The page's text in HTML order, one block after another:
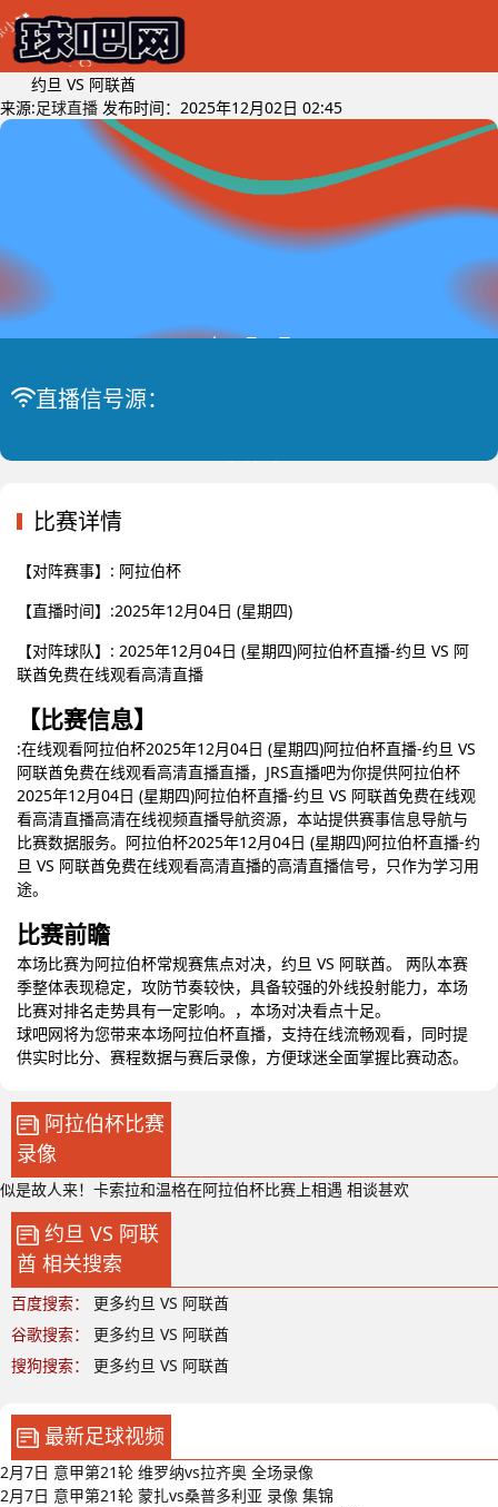
约旦 VS 阿联酋
来源:足球直播 发布时间：2025年12月02日 02:45
阿拉伯杯
2025年12月04日 (星期四)
直播信号源：
比赛详情
【对阵赛事】: 阿拉伯杯
【直播时间】:2025年12月04日 (星期四)
【对阵球队】: 2025年12月04日 (星期四)阿拉伯杯直播-约旦 VS 阿
联酋免费在线观看高清直播
【比赛信息】
:在线观看阿拉伯杯2025年12月04日 (星期四)阿拉伯杯直播-约旦 VS
阿联酋免费在线观看高清直播直播，JRS直播吧为你提供阿拉伯杯
2025年12月04日 (星期四)阿拉伯杯直播-约旦 VS 阿联酋免费在线观
看高清直播高清在线视频直播导航资源，本站提供赛事信息导航与
比赛数据服务。阿拉伯杯2025年12月04日 (星期四)阿拉伯杯直播-约
旦 VS 阿联酋免费在线观看高清直播的高清直播信号，只作为学习用
途。
比赛前瞻
本场比赛为阿拉伯杯常规赛焦点对决，约旦 VS 阿联酋。 两队本赛
季整体表现稳定，攻防节奏较快，具备较强的外线投射能力，本场
比赛对排名走势具有一定影响。，本场对决看点十足。
球吧网将为您带来本场阿拉伯杯直播，支持在线流畅观看，同时提
供实时比分、赛程数据与赛后录像，方便球迷全面掌握比赛动态。
阿拉伯杯比赛
录像
似是故人来！卡索拉和温格在阿拉伯杯比赛上相遇 相谈甚欢
约旦 VS 阿联
酋 相关搜索
百度搜索：
更多约旦 VS 阿联酋
谷歌搜索：
更多约旦 VS 阿联酋
搜狗搜索：
更多约旦 VS 阿联酋
最新足球视频
2月7日 意甲第21轮 维罗纳vs拉齐奥 全场录像
2月7日 意甲第21轮 蒙扎vs桑普多利亚 录像 集锦